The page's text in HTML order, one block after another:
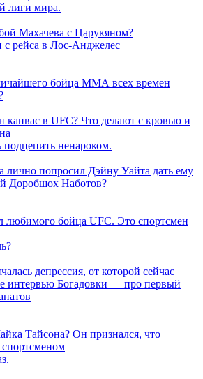
лиги мира.
Махачева с Царукяном?
с рейса в Лос-Анджелес
бойца ММА всех времен
канвас в UFC? Что делают с кровью и
ненароком.
лично попросил Дэйну Уайта дать ему
Доробшох Наботов?
любимого бойца UFC. Это спортсмен
депрессия, от которой сейчас
интервью Богадовки — про первый
Тайсона? Он признался, что